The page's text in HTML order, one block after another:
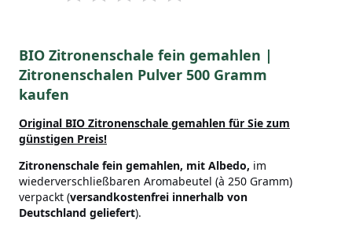
BIO Zitronenschale fein gemahlen |
Zitronenschalen Pulver 500 Gramm
kaufen
Original BIO Zitronenschale gemahlen für Sie zum
günstigen Preis!
Zitronenschale fein gemahlen, mit Albedo, im
wiederverschließbaren Aromabeutel (à 250 Gramm)
verpackt (versandkostenfrei innerhalb von
Deutschland geliefert).